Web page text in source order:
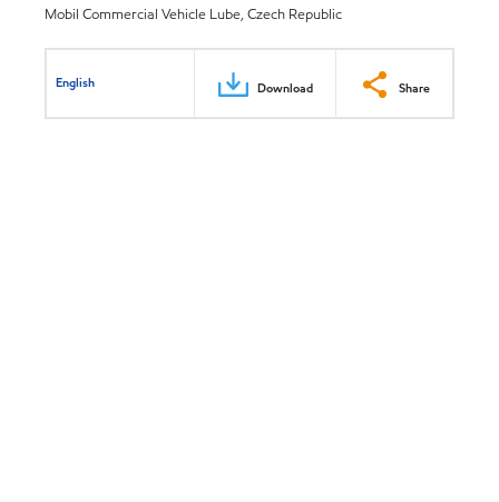
Mobil Commercial Vehicle Lube, Czech Republic
English Download Share